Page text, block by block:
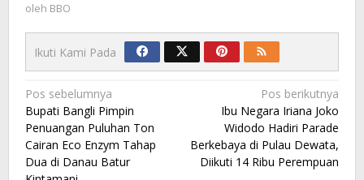
oleh BBO
Ikuti Kami Pada
Navigasi
pos
Pos sebelumnya
Bupati Bangli Pimpin
Penuangan Puluhan Ton
Cairan Eco Enzym Tahap
Dua di Danau Batur
Pos berikutnya
Ibu Negara Iriana Joko
Widodo Hadiri Parade
Berkebaya di Pulau Dewata,
Diikuti 14 Ribu Perempuan